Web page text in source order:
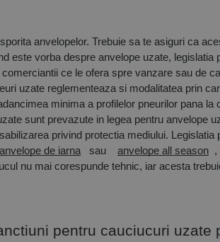
anvelopelor. Trebuie sa te asiguri ca
este vorba despre anvelope uzate,
ce le ofera spre vanzare sau de
uzate reglementeaza si modalitatea prin
minima a profilelor pneurilor pana
sunt prevazute in legea pentru anvelope
privind protectia mediului.
anvelope de iarna sau anvelope all season ,
nu mai corespunde tehnic, iar acesta
pentru cauciucuri uzate